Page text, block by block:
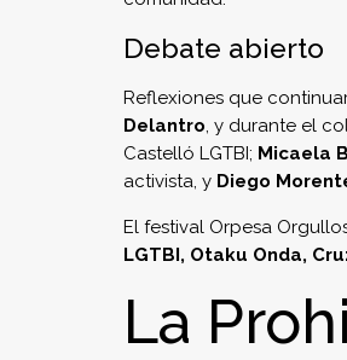
Debate abierto
Reflexiones que
Delantro, y durante el
Castelló LGTBI; Micaela
activista, y Diego
El festival Orpesa
LGTBI, Otaku Onda,
La